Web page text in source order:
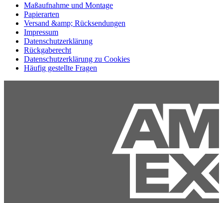
Maßaufnahme und Montage
Papierarten
Versand &amp; Rücksendungen
Impressum
Datenschutzerklärung
Rückgaberecht
Datenschutzerklärung zu Cookies
Häufig gestellte Fragen